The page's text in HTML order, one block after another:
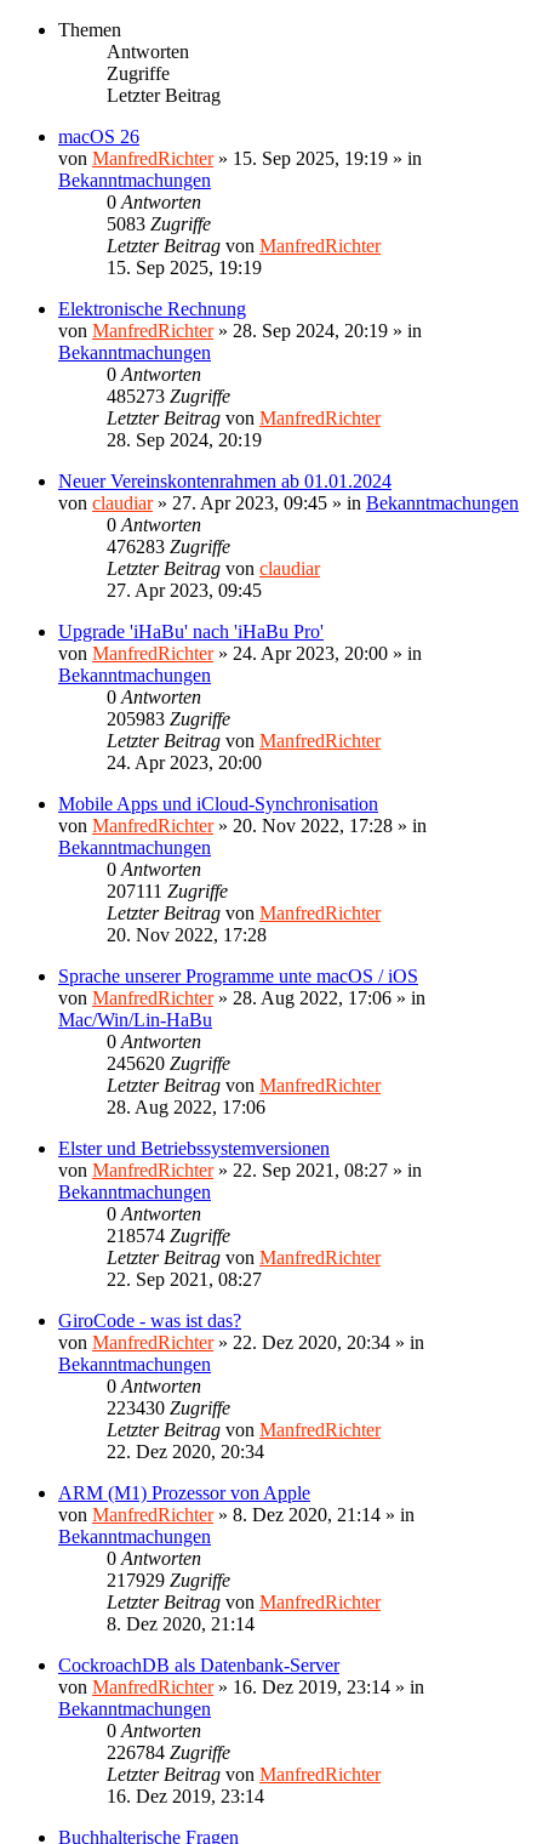
Themen
Antworten
Zugriffe
Letzter Beitrag
macOS 26
von ManfredRichter» 15. Sep 2025, 19:19 » in
Bekanntmachungen
0 Antworten
5083 Zugriffe
Letzter Beitrag von ManfredRichter
15. Sep 2025, 19:19
Elektronische Rechnung
von ManfredRichter» 28. Sep 2024, 20:19 » in
Bekanntmachungen
0 Antworten
485273 Zugriffe
Letzter Beitrag von ManfredRichter
28. Sep 2024, 20:19
Neuer Vereinskontenrahmen ab 01.01.2024
von claudiar» 27. Apr 2023, 09:45 » in Bekanntmachungen
0 Antworten
476283 Zugriffe
Letzter Beitrag von claudiar
27. Apr 2023, 09:45
Upgrade 'iHaBu' nach 'iHaBu Pro'
von ManfredRichter» 24. Apr 2023, 20:00 » in
Bekanntmachungen
0 Antworten
205983 Zugriffe
Letzter Beitrag von ManfredRichter
24. Apr 2023, 20:00
Mobile Apps und iCloud-Synchronisation
von ManfredRichter» 20. Nov 2022, 17:28 » in
Bekanntmachungen
0 Antworten
207111 Zugriffe
Letzter Beitrag von ManfredRichter
20. Nov 2022, 17:28
Sprache unserer Programme unte macOS / iOS
von ManfredRichter» 28. Aug 2022, 17:06 » in
Mac/Win/Lin-HaBu
0 Antworten
245620 Zugriffe
Letzter Beitrag von ManfredRichter
28. Aug 2022, 17:06
Elster und Betriebssystemversionen
von ManfredRichter» 22. Sep 2021, 08:27 » in
Bekanntmachungen
0 Antworten
218574 Zugriffe
Letzter Beitrag von ManfredRichter
22. Sep 2021, 08:27
GiroCode - was ist das?
von ManfredRichter» 22. Dez 2020, 20:34 » in
Bekanntmachungen
0 Antworten
223430 Zugriffe
Letzter Beitrag von ManfredRichter
22. Dez 2020, 20:34
ARM (M1) Prozessor von Apple
von ManfredRichter» 8. Dez 2020, 21:14 » in
Bekanntmachungen
0 Antworten
217929 Zugriffe
Letzter Beitrag von ManfredRichter
8. Dez 2020, 21:14
CockroachDB als Datenbank-Server
von ManfredRichter» 16. Dez 2019, 23:14 » in
Bekanntmachungen
0 Antworten
226784 Zugriffe
Letzter Beitrag von ManfredRichter
16. Dez 2019, 23:14
Buchhalterische Fragen